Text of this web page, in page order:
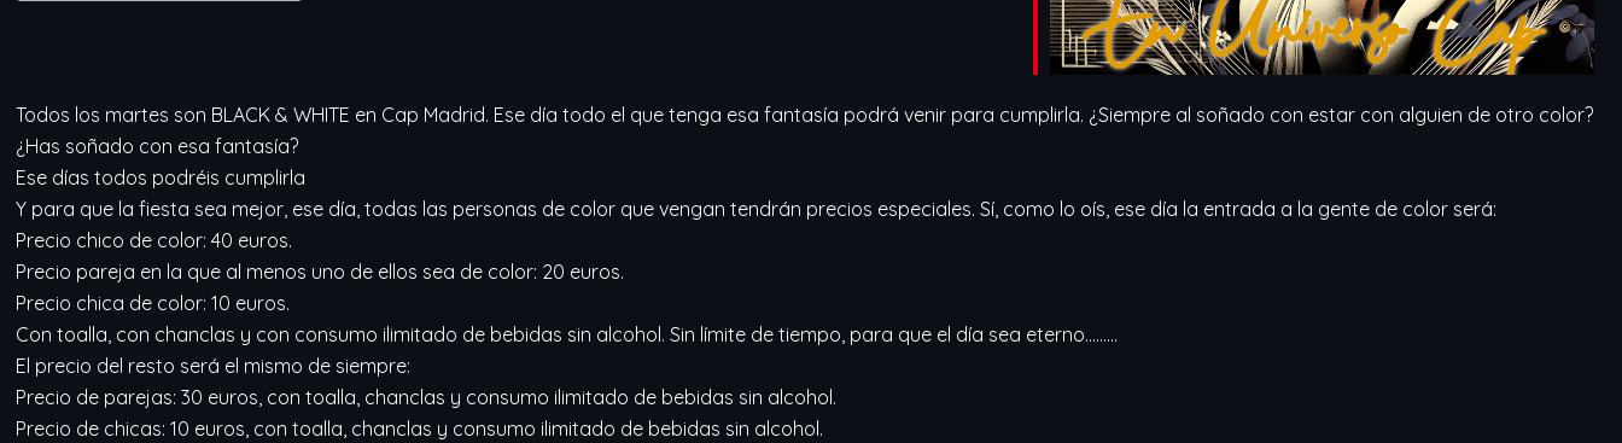
Outlook Live
Todos los martes son BLACK & WHITE en Cap Madrid. Ese día todo el que tenga esa fantasía podrá venir para cumplirla. ¿Siempre al soñado con estar con alguien de otro color?
¿Has soñado con esa fantasía?
Ese días todos podréis cumplirla
Y para que la fiesta sea mejor, ese día, todas las personas de color que vengan tendrán precios especiales. Sí, como lo oís, ese día la entrada a la gente de color será:
Precio chico de color: 40 euros.
Precio pareja en la que al menos uno de ellos sea de color: 20 euros.
Precio chica de color: 10 euros.
Con toalla, con chanclas y con consumo ilimitado de bebidas sin alcohol. Sin límite de tiempo, para que el día sea eterno………
El precio del resto será el mismo de siempre:
Precio de parejas: 30 euros, con toalla, chanclas y consumo ilimitado de bebidas sin alcohol.
Precio de chicas: 10 euros, con toalla, chanclas y consumo ilimitado de bebidas sin alcohol.